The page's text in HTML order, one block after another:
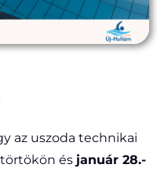
az uszoda technikai
és január 28.-